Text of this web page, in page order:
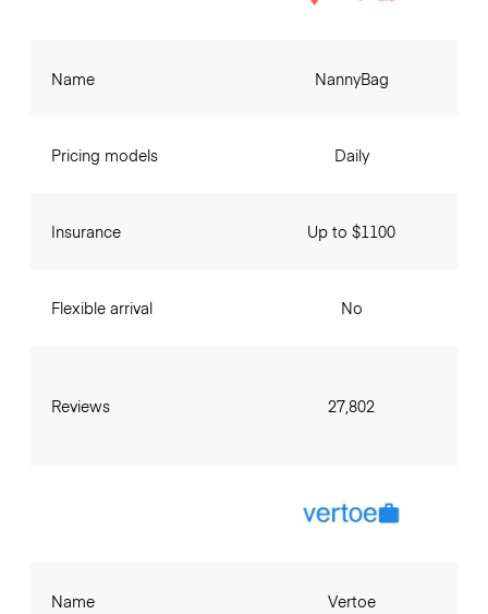
Name
Pricing models
Insurance
Flexible arrival
Reviews
NannyBag
Daily
Up to $1100
No
27,802
Name Vertoe